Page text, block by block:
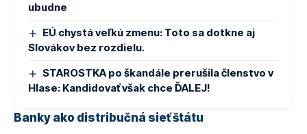
ubudne
EÚ chystá veľkú zmenu: Toto sa dotkne aj
Slovákov bez rozdielu.
STAROSTKA po škandále prerušila členstvo v
Hlase: Kandidovať však chce ĎALEJ!
Banky ako distribučná sieť štátu